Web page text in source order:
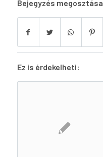
Bejegyzés megosztása
Ez is érdekelheti: